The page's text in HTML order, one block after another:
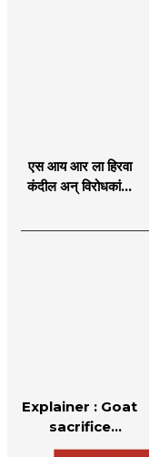
एस आय आर ला हिरवा
कंदील अन् विरोधकांना
Explainer : Goat
sacrifice
controversy in